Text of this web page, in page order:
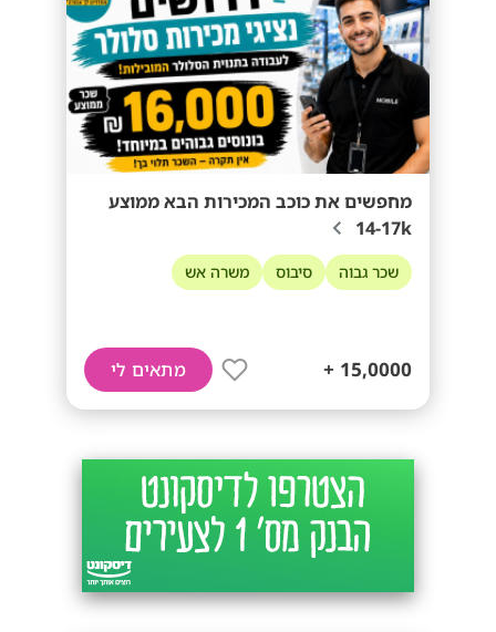
מחפשים את כוכב המכירות הבא ממוצע
14-17k
שכר גבוה סיבוס משרה אש
15,0000 + מתאים לי